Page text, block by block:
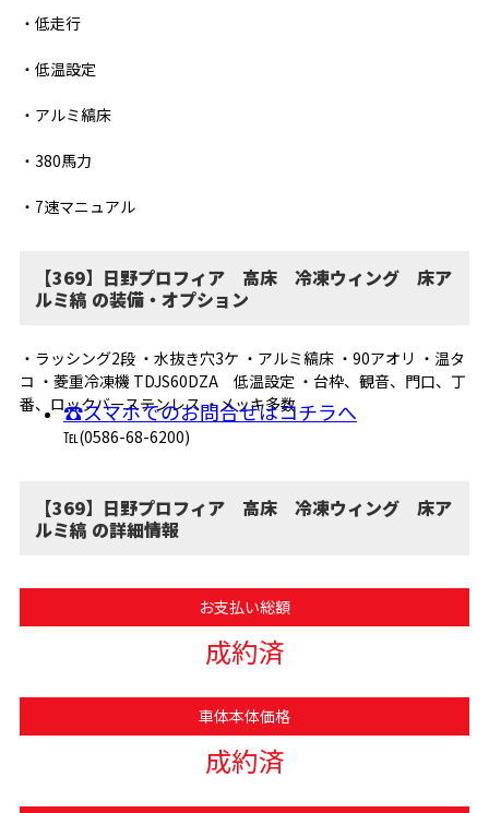
・低走行
・低温設定
・アルミ縞床
・380馬力
・7速マニュアル
【369】日野プロフィア 高床 冷凍ウィング 床ア
ルミ縞 の装備・オプション
・ラッシング2段 ・水抜き穴3ケ ・アルミ縞床 ・90アオリ ・温タ
コ ・菱重冷凍機 TDJS60DZA 低温設定 ・台枠、観音、門口、丁
番、ロックバーステンレス ・メッキ多数
☎スマホでのお問合せはコチラへ
℡(0586-68-6200)
【369】日野プロフィア 高床 冷凍ウィング 床ア
ルミ縞 の詳細情報
お支払い総額
成約済
車体本体価格
成約済